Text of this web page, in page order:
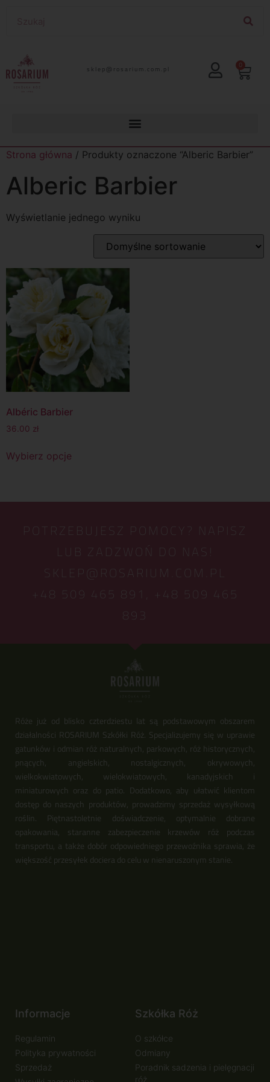
lp.moc.muirasor@pelks 0
Strona główna / Produkty oznaczone “Alberic Barbier”
Alberic Barbier
Wyświetlanie jednego wyniku
Albéric Barbier
36.00 zł
Wybierz opcje
POTRZEBUJESZ POMOCY? NAPISZ
LUB ZADZWOŃ DO NAS!
SKLEP@ROSARIUM.COM.PL
+48 509 465 891,
+48 509 465
893
Róże już od blisko czterdziestu lat są podstawowym obszarem
działalności ROSARIUM Szkółki Róż. Specjalizujemy się w uprawie
gatunków i odmian róż naturalnych, parkowych, róż historycznych,
pnących, angielskich, nostalgicznych, okrywowych,
wielkokwiatowych, wielokwiatowych, kanadyjskich i
miniaturowych oraz do patio. Dodatkowo, aby ułatwić klientom
dostęp do naszych produktów, prowadzimy sprzedaż wysyłkową
roślin. Piętnastoletnie doświadczenie, optymalnie dobrane
opakowania, staranne zabezpieczenie krzewów róż podczas
transportu, a także dobór odpowiedniego przewoźnika sprawia, że
większość przesyłek dociera do celu w nienaruszonym stanie.
Informacje
Regulamin
Polityka prywatności
Sprzedaż
Szkółka Róż
O szkółce
Odmiany
Poradnik sadzenia i pielęgnacji
róż